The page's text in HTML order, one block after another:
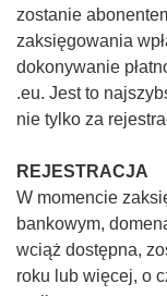
zostanie
zaksięgowania
dokonywanie
.eu. Jest to
nie tylko za
REJESTRACJA
W momencie
bankowym,
wciąż dostępna,
roku lub więcej, o